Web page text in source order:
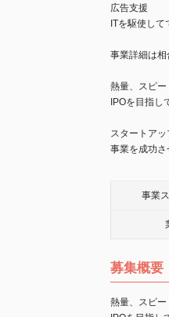
広告支援
ITを駆使して
事業詳細は相
熱量、スピー
IPOを目指し
スタートアッ
事業を成功さ
事業
募集概要
熱量、スピー